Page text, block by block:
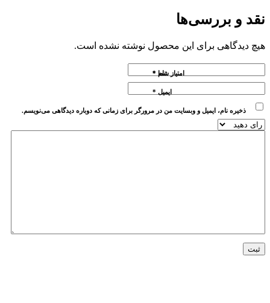
نقد و بررسی‌ها
هیچ دیدگاهی برای این محصول نوشته نشده است.
نام *
ایمیل *
ذخیره نام، ایمیل و وبسایت من در مرورگر برای زمانی که دوباره دیدگاهی می‌نویسم.
امتیاز شما *